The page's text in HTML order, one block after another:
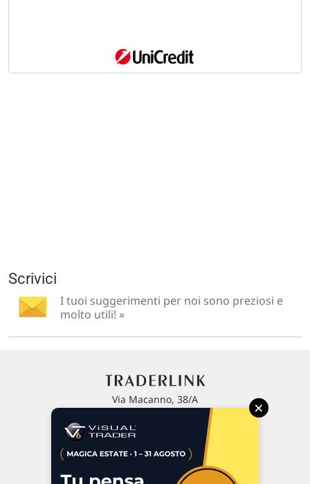
Scrivici
I tuoi suggerimenti per noi sono preziosi e
molto utili! »
Via Macanno, 38/A
P.IVA 02 452 460 401
×